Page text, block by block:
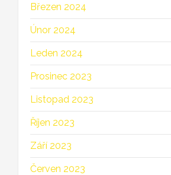
Březen 2024
Únor 2024
Leden 2024
Prosinec 2023
Listopad 2023
Říjen 2023
Září 2023
Červen 2023